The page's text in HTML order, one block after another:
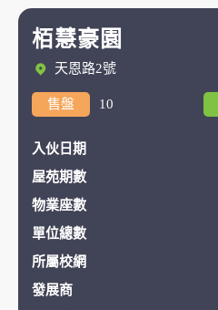
栢慧豪園
天恩路2號
售盤 10
入伙日期
屋苑期數
物業座數
單位總數
所屬校網
發展商